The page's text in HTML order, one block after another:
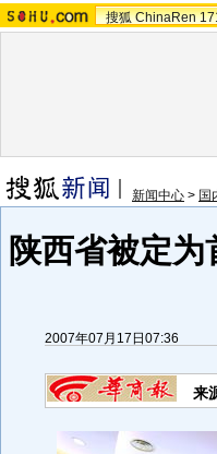
搜狐 ChinaRen
新闻中心 > 国
陕西省被定
2007年07月17日07:36
来